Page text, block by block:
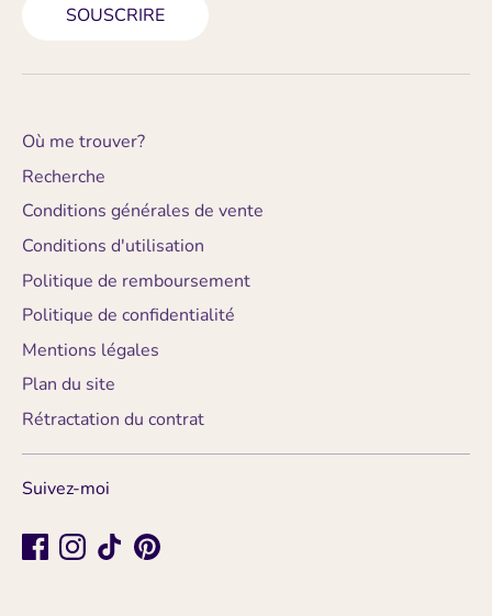
SOUSCRIRE
Où me trouver?
Recherche
Conditions générales de vente
Conditions d'utilisation
Politique de remboursement
Politique de confidentialité
Mentions légales
Plan du site
Rétractation du contrat
Suivez-moi